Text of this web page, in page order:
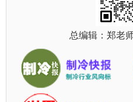
总编辑：郑老